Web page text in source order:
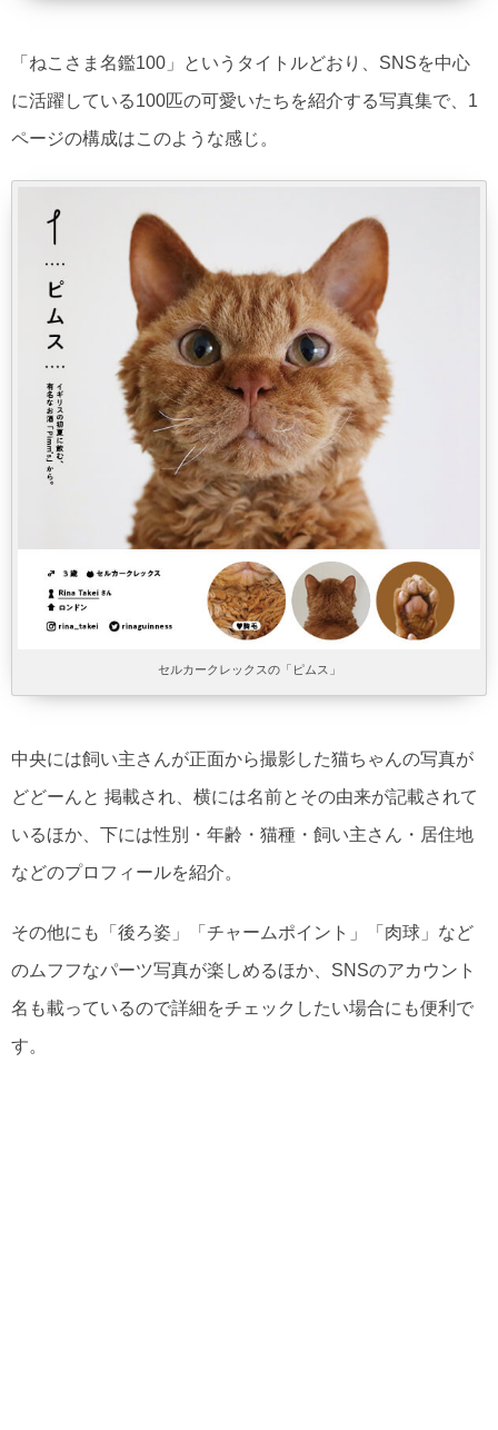
「ねこさま名鑑100」というタイトルどおり、SNSを中心
に活躍している100匹の可愛いたちを紹介する写真集で、1
ページの構成はこのような感じ。
セルカークレックスの「ピムス」
中央には飼い主さんが正面から撮影した猫ちゃんの写真が
どどーんと 掲載され、横には名前とその由来が記載されて
いるほか、下には性別・年齢・猫種・飼い主さん・居住地
などのプロフィールを紹介。
その他にも「後ろ姿」「チャームポイント」「肉球」など
のムフフなパーツ写真が楽しめるほか、SNSのアカウント
名も載っているので詳細をチェックしたい場合にも便利で
す。